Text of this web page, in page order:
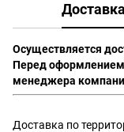
Доставка
Осуществляется
Перед оформлением
менеджера
Доставка по